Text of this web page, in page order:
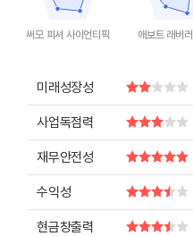
써모 피셔 사이언티픽 애보트 래버
미래성장성
사업독점력
재무안전성
수익성
현금창출력